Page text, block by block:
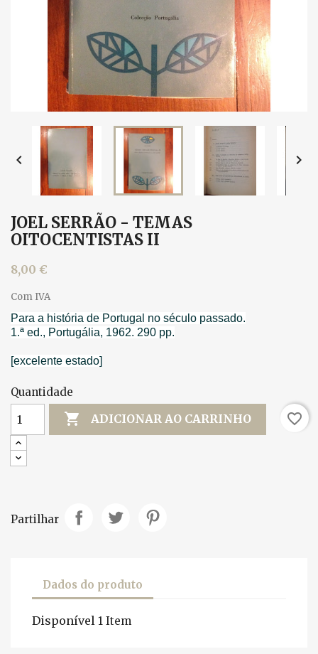
 
JOEL SERRÃO - TEMAS
OITOCENTISTAS II
8,00 €
Com IVA
Para a história de Portugal no século passado.
1.ª ed., Portugália, 1962. 290 pp.
[excelente estado]
Quantidade
 ADICIONAR AO CARRINHO favorite_border
Partilhar
Dados do produto
Disponível 1 Item